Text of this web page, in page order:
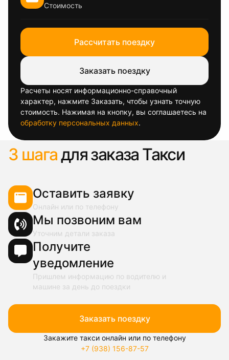
Стоимость
Рассчитать поездку
Заказать поездку
Расчеты носят информационно-справочный
характер, нажмите Заказать, чтобы узнать точную
стоимость. Нажимая на кнопку, вы соглашаетесь на
обработку персональных данных.
3 шагадля заказа Такси
Оставить заявку
Онлайн или по телефону
Мы позвоним вам
Уточним детали заказа
Получите
уведомление
Пришлем информацию по водителю и
машине за день до поездки
Заказать поездку
Закажите такси онлайн или по телефону
+7 (938) 156-87-57